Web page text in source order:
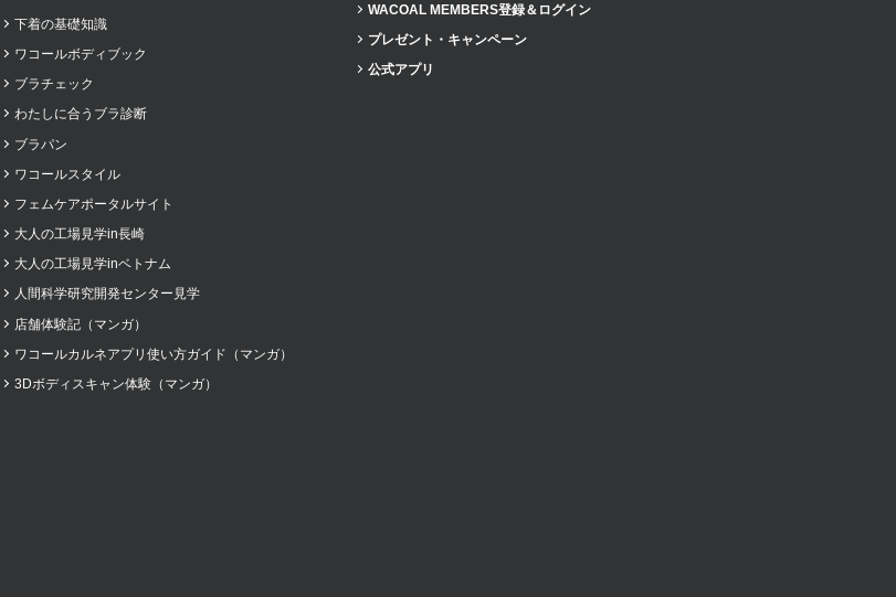
下着の基礎知識
ワコールボディブック
ブラチェック
わたしに合うブラ診断
ブラパン
ワコールスタイル
フェムケアポータルサイト
大人の工場見学in長崎
大人の工場見学inベトナム
人間科学研究開発センター見学
店舗体験記（マンガ）
ワコールカルネアプリ使い方ガイド（マンガ）
3Dボディスキャン体験（マンガ）
WACOAL MEMBERS登録＆ログイン
プレゼント・キャンペーン
公式アプリ